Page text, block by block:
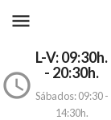
menu
access_time
L-V: 09:30h.
- 20:30h.
Sábados: 09:30 -
14:30h.